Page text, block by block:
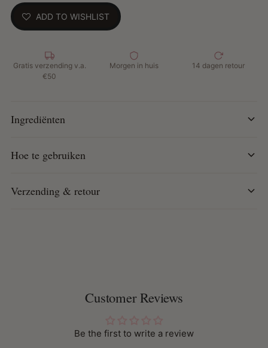
Vrij van zout, parabenen, siliconen en minerale oliën
Hoe te gebruiken:Gelijkmatig aanbrengen op vochtig
ADD TO WISHLIST
Gratis verzending v.a.
€50
Morgen in huis 14 dagen retour
Ingrediënten
Hoe te gebruiken
Verzending & retour
Customer Reviews
Be the first to write a review